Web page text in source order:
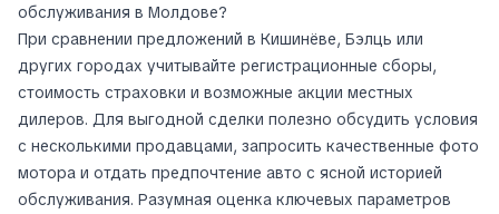
обслуживания в Молдове?
При сравнении предложений в Кишинёве, Бэлць или
других городах учитывайте регистрационные сборы,
стоимость страховки и возможные акции местных
дилеров. Для выгодной сделки полезно обсудить условия
с несколькими продавцами, запросить качественные фото
мотора и отдать предпочтение авто с ясной историей
обслуживания. Разумная оценка ключевых параметров